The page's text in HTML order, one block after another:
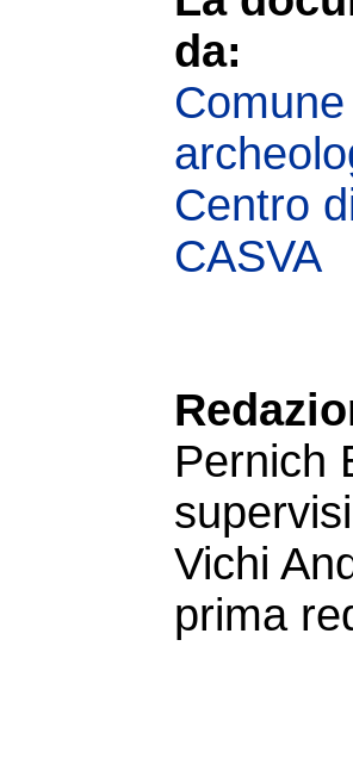
da:
Centro
CASVA
Pernich
Vichi
prima